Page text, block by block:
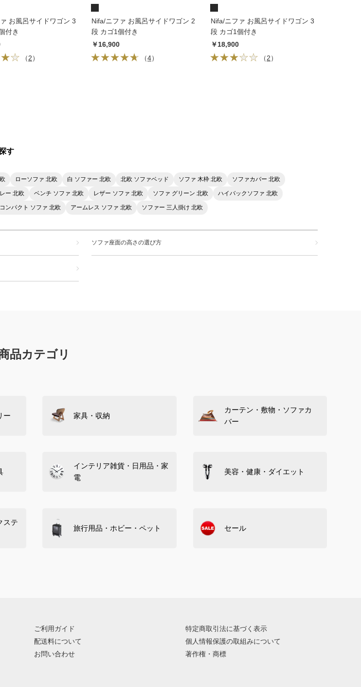
お風呂サイドワゴン 3
付き
（2）
Nifa/ニファ お風呂サイドワゴン 2
段 カゴ1個付き
￥16,900
（4）
Nifa/ニファ お風呂サイドワゴン 3
段 カゴ1個付き
￥18,900
（2）
す
ローソファ 北欧 白 ソファー 北欧 北欧 ソファベッド ソファ 木枠 北欧 ソファカバー 北欧
ー 北欧 ベンチ ソファ 北欧 レザー ソファ 北欧 ソファ グリーン 北欧 ハイバックソファ 北欧
コンパクト ソファ 北欧 アームレス ソファ 北欧 ソファー 三人掛け 北欧
ソファ座面の高さの選び方
品カテゴリ
ー 家具・収納
カーテン・敷物・ソファカ
バー
インテリア雑貨・日用品・家
電
美容・健康・ダイエット
ステ
旅行用品・ホビー・ペット セール
ご利用ガイド
配送料について
お問い合わせ
特定商取引法に基づく表示
個人情報保護の取組みについて
著作権・商標